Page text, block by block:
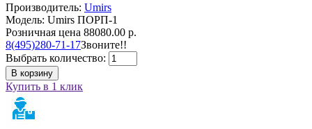
Производитель: Umirs
Модель: Umirs ПОРП-1
Розничная цена 88080.00 р.
8(495)280-71-17Звоните!!
Выбрать количество:
В корзину
Купить в 1 клик